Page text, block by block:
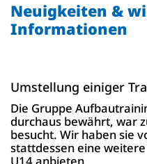
Neuigkeiten &
Informationen
Umstellung einiger
Die Gruppe
durchaus bewährt, war
besucht. Wir haben sie
stattdessen eine